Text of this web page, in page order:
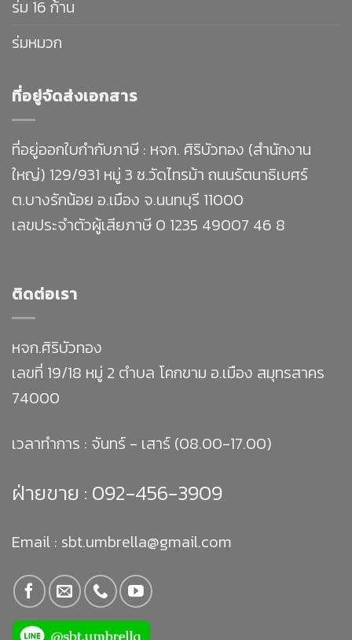
ร่ม 16 ก้าน
ร่มหมวก
ที่อยู่จัดส่งเอกสาร
ที่อยู่ออกใบกำกับภาษี : หจก. ศิริบัวทอง (สำนักงาน
ใหญ่) 129/931 หมู่ 3 ซ.วัดไทรม้า ถนนรัตนาธิเบศร์
ต.บางรักน้อย อ.เมือง จ.นนทบุรี 11000
เลขประจำตัวผู้เสียภาษี 0 1235 49007 46 8
ติดต่อเรา
หจก.ศิริบัวทอง
เลขที่ 19/18 หมู่ 2 ตำบล โคกขาม อ.เมือง สมุทรสาคร
74000
เวลาทำการ : จันทร์ - เสาร์ (08.00-17.00)
ฝ่ายขาย : 092-456-3909
Email : sbt.umbrella@gmail.com